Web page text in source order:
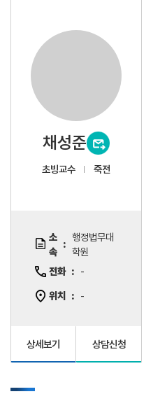
채성준
초빙교수 죽전
소
속
행정법무대
학원
전화
-
위치 -
상세보기 상담신청